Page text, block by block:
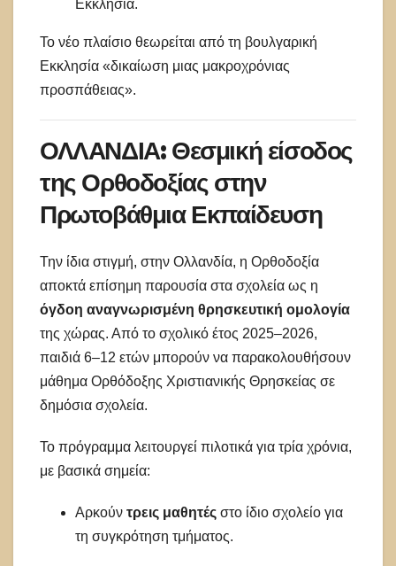
Εκκλησία.
Το νέο πλαίσιο θεωρείται από τη βουλγαρική
Εκκλησία «δικαίωση μιας μακροχρόνιας
προσπάθειας».
ΟΛΛΑΝΔΙΑ: Θεσμική είσοδος
της Ορθοδοξίας στην
Πρωτοβάθμια Εκπαίδευση
Την ίδια στιγμή, στην Ολλανδία, η Ορθοδοξία
αποκτά επίσημη παρουσία στα σχολεία ως η
όγδοη αναγνωρισμένη θρησκευτική ομολογία
της χώρας. Από το σχολικό έτος 2025–2026,
παιδιά 6–12 ετών μπορούν να παρακολουθήσουν
μάθημα Ορθόδοξης Χριστιανικής Θρησκείας σε
δημόσια σχολεία.
Το πρόγραμμα λειτουργεί πιλοτικά για τρία χρόνια,
με βασικά σημεία:
Αρκούν τρεις μαθητές στο ίδιο σχολείο για
τη συγκρότηση τμήματος.